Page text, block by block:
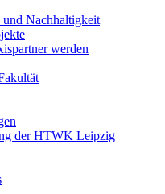
und Nachhaltigkeit
werden
der HTWK Leipzig